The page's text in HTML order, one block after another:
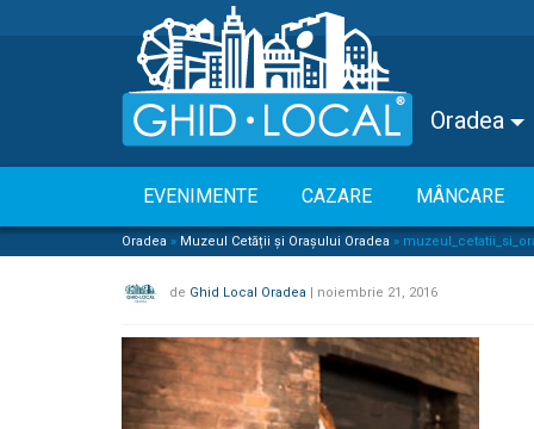
Oradea
EVENIMENTE CAZARE MÂNCARE
Oradea » Muzeul Cetății și Orașului Oradea »
de Ghid Local Oradea | noiembrie 21, 2016